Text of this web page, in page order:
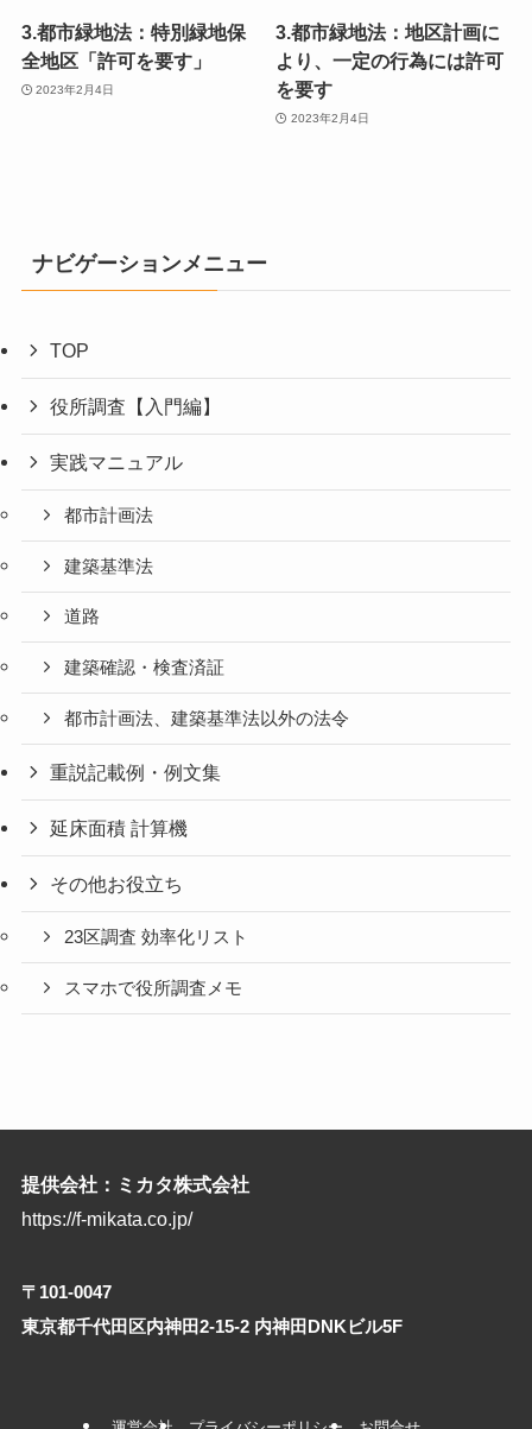
3.都市緑地法：特別緑地保
全地区「許可を要す」
2023年2月4日
3.都市緑地法：地区計画に
より、一定の行為には許可
を要す
2023年2月4日
ナビゲーションメニュー
TOP
役所調査【入門編】
実践マニュアル
都市計画法
建築基準法
道路
建築確認・検査済証
都市計画法、建築基準法以外の法令
重説記載例・例文集
延床面積 計算機
その他お役立ち
23区調査 効率化リスト
スマホで役所調査メモ
提供会社：ミカタ株式会社
https://f-mikata.co.jp/
〒101-0047
東京都千代田区内神田2-15-2 内神田DNKビル5F